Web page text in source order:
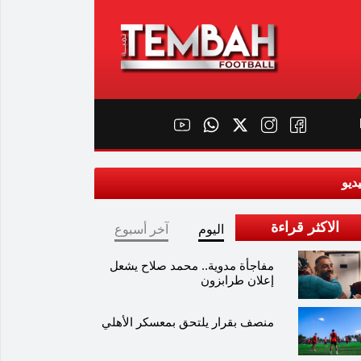
الاكثر قراءة اليوم آخر أسبوع
مفاجأة مدوية.. محمد صلاح يشعل
إعلان طرابزون
منصف بقرار يلتحق بمعسكر الأهلي